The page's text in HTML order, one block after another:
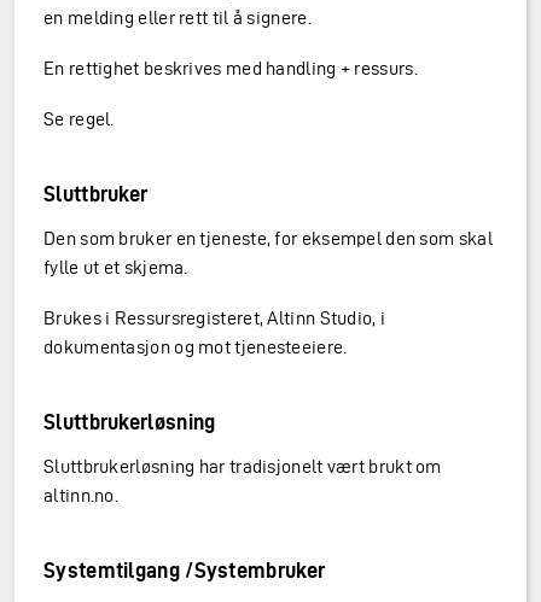
en melding eller rett til å signere.
En rettighet beskrives med handling + ressurs.
Se regel.
Sluttbruker
Den som bruker en tjeneste, for eksempel den som skal
fylle ut et skjema.
Brukes i Ressursregisteret, Altinn Studio, i
dokumentasjon og mot tjenesteeiere.
Sluttbrukerløsning
Sluttbrukerløsning har tradisjonelt vært brukt om
altinn.no.
Systemtilgang /Systembruker